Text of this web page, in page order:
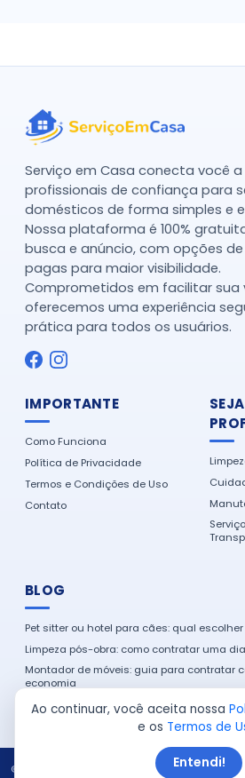
Serviço em Casa conecta você a
profissionais de confiança para
domésticos de forma simples e
Nossa plataforma é 100%
busca e anúncio, com opções
pagas para maior visibilidade.
Comprometidos em facilitar sua
oferecemos uma experiência
prática para todos os usuários.
IMPORTANTE
Como Funciona
Política de Privacidade
Termos e Condições de Uso
Contato
BLOG
Pet sitter ou hotel para cães: qual
Limpeza pós-obra: como contratar uma
Montador de móveis: guia para contratar
economia
Como encontrar um eletricista de
© 2026 Serviço em Casa. Todos os direitos
Ao continuar, você aceita nossa
e os Termos de
Entendi!